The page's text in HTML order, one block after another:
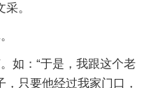
。
如：“于是，我跟这个老
只要他经过我家门口，